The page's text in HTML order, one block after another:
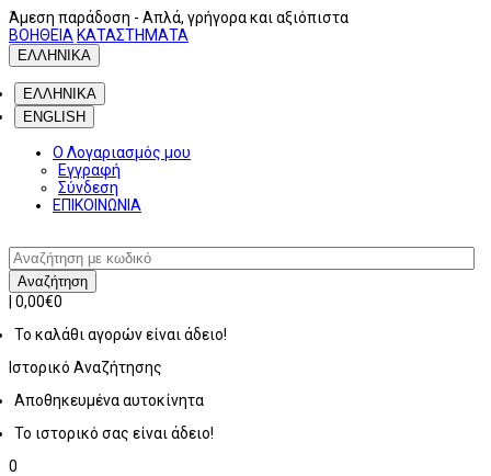
Άμεση παράδοση - Απλά, γρήγορα και αξιόπιστα
ΒΟΗΘΕΙΑ ΚΑΤΑΣΤΗΜΑΤΑ
ΕΛΛΗΝΙΚΑ
ΕΛΛΗΝΙΚΑ
ENGLISH
Ο Λογαριασμός μου
Εγγραφή
Σύνδεση
ΕΠΙΚΟΙΝΩΝΙΑ
Αναζήτηση
0,00€0
Το καλάθι αγορών είναι άδειο!
Ιστορικό Αναζήτησης
Αποθηκευμένα αυτοκίνητα
Το ιστορικό σας είναι άδειο!
0